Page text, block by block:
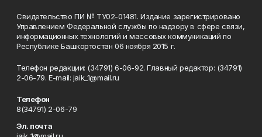
Свидетельство ПИ № ТУ02-01481. Издание зарегистрировано
Управлением Федеральной службы по надзору в сфере связи,
информационных технологий и массовых коммуникаций по
Республике Башкортостан 06 ноября 2015 г.
Телефон редакции: (34791) 6-06-92. Главный редактор: (34791)
2-06-79. Е-mаil: jaik_1@mail.ru
Телефон
8(34791) 2-06-79
Эл. почта